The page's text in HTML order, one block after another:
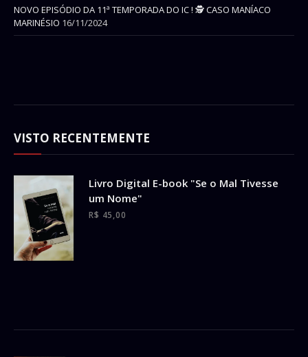
NOVO EPISÓDIO DA 11ª TEMPORADA DO IC ! 🕵 CASO MANÍACO
MARINÉSIO 16/11/2024
VISTO RECENTEMENTE
Livro Digital E-book "Se o Mal Tivesse
um Nome"
R$ 45,00